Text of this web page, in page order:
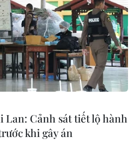
Lan: Cảnh sát tiết lộ hành
khi gây án